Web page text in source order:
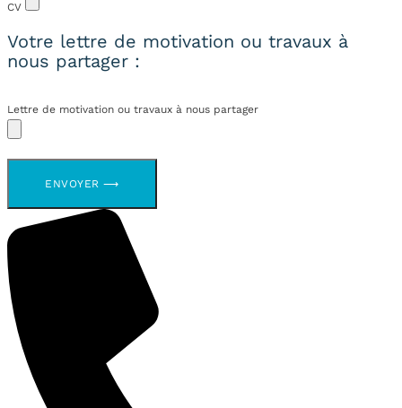
CV
Votre lettre de motivation ou travaux à
nous partager :
Lettre de motivation ou travaux à nous partager
ENVOYER ⟶